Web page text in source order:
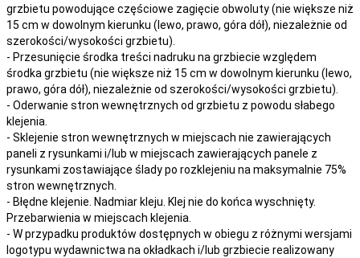
grzbietu powodujące częściowe zagięcie obwoluty (nie większe niż
15 cm w dowolnym kierunku (lewo, prawo, góra dół), niezależnie od
szerokości/wysokości grzbietu).
- Przesunięcie środka treści nadruku na grzbiecie względem
środka grzbietu (nie większe niż 15 cm w dowolnym kierunku (lewo,
prawo, góra dół), niezależnie od szerokości/wysokości grzbietu).
- Oderwanie stron wewnętrznych od grzbietu z powodu słabego
klejenia.
- Sklejenie stron wewnętrznych w miejscach nie zawierających
paneli z rysunkami i/lub w miejscach zawierających panele z
rysunkami zostawiające ślady po rozklejeniu na maksymalnie 75%
stron wewnętrznych.
- Błędne klejenie. Nadmiar kleju. Klej nie do końca wyschnięty.
Przebarwienia w miejscach klejenia.
- W przypadku produktów dostępnych w obiegu z różnymi wersjami
logotypu wydawnictwa na okładkach i/lub grzbiecie realizowany